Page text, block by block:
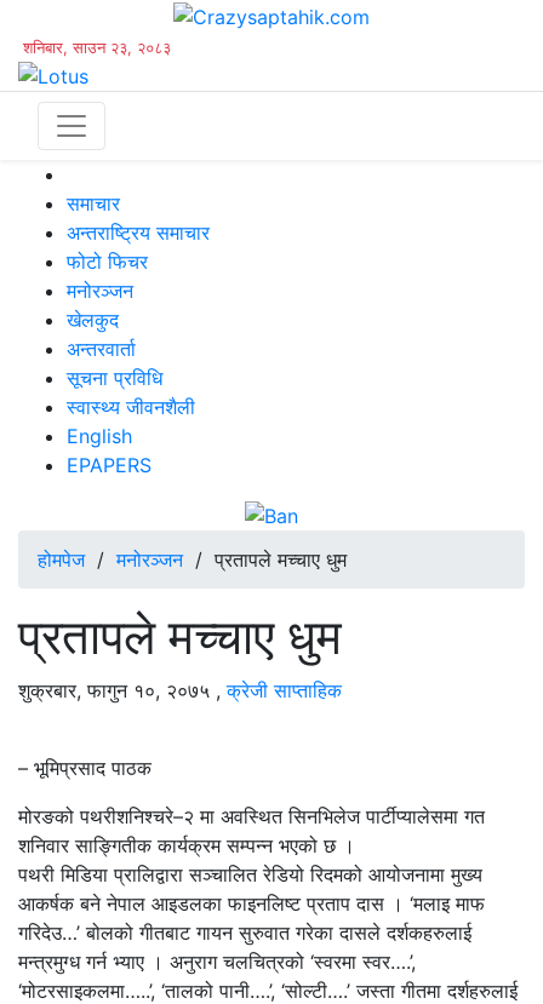
शनिबार, साउन २३, २०८३
समाचार
अन्तराष्ट्रिय समाचार
फोटो फिचर
मनोरञ्जन
खेलकुद
अन्तरवार्ता
सूचना प्रविधि
स्वास्थ्य जीवनशैली
English
EPAPERS
होमपेज/मनोरञ्जन/प्रतापले मच्चाए धुम
प्रतापले मच्चाए धुम
शुक्रबार, फागुन १०, २०७५ ,क्रेजी साप्ताहिक
– भूमिप्रसाद पाठक
मोरङको पथरीशनिश्चरे–२ मा अवस्थित सिनभिलेज पार्टीप्यालेसमा गत
शनिवार साङ्गितीक कार्यक्रम सम्पन्न भएको छ ।
पथरी मिडिया प्रालिद्वारा सञ्चालित रेडियो रिदमको आयोजनामा मुख्य
आकर्षक बने नेपाल आइडलका फाइनलिष्ट प्रताप दास । ‘मलाइ माफ
गरिदेउ…’ बोलको गीतबाट गायन सुरुवात गरेका दासले दर्शकहरुलाई
मन्त्रमुग्ध गर्न भ्याए । अनुराग चलचित्रको ‘स्वरमा स्वर….’,
‘मोटरसाइकलमा…..’, ‘तालको पानी….’, ‘सोल्टी….’ जस्ता गीतमा दर्शहरुलाई